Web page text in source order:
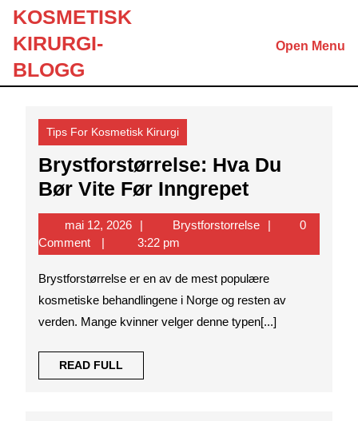
Skip
content
KOSMETISK
KIRURGI-
BLOGG
Open Menu
Tips For Kosmetisk Kirurgi
Brystforstørrelse: Hva Du
Bør Vite Før Inngrepet
Hva
Du
Bør
Vite
Før
Inngrepet
mai 12, 2026mai
12,
2026
BrystforstorrelseBrystforstorrelse
0
Comment
3:22 pm
Brystforstørrelse er en av de mest populære
kosmetiske behandlingene i Norge og resten av
verden. Mange kvinner velger denne typen[...]
READ FULL
FULL